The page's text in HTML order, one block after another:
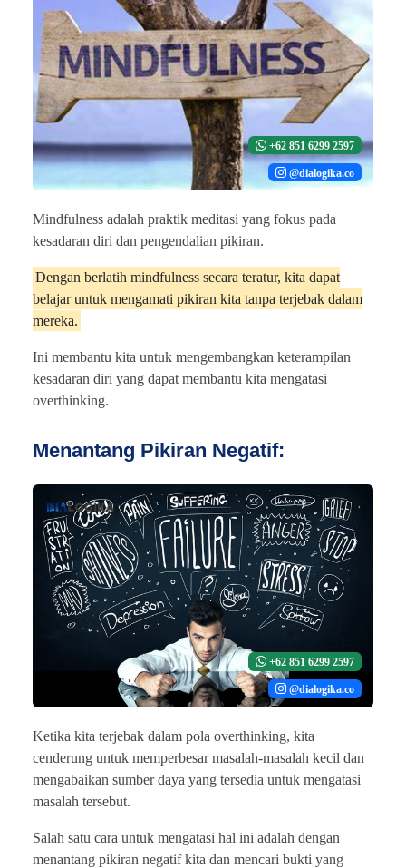
+62 851 6299 2597
@dialogika.co
Mindfulness adalah praktik meditasi yang fokus pada
kesadaran diri dan pengendalian pikiran.
Dengan berlatih mindfulness secara teratur, kita dapat
belajar untuk mengamati pikiran kita tanpa terjebak dalam
mereka.
Ini membantu kita untuk mengembangkan keterampilan
kesadaran diri yang dapat membantu kita mengatasi
overthinking.
Menantang Pikiran Negatif:
+62 851 6299 2597
@dialogika.co
Ketika kita terjebak dalam pola overthinking, kita
cenderung untuk memperbesar masalah-masalah kecil dan
mengabaikan sumber daya yang tersedia untuk mengatasi
masalah tersebut.
Salah satu cara untuk mengatasi hal ini adalah dengan
menantang pikiran negatif kita dan mencari bukti yang